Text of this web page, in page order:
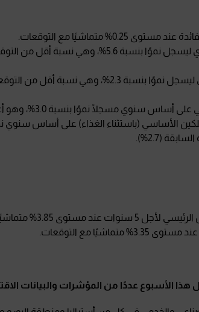
متماشيًا مع التوقعات.
ارتفع مؤشر أسعار
(2.7%).
ثبت بنك الشعب الصيني معدل
مع التوقعات.
الأسبوع عددًا من المؤشرات والبيانات